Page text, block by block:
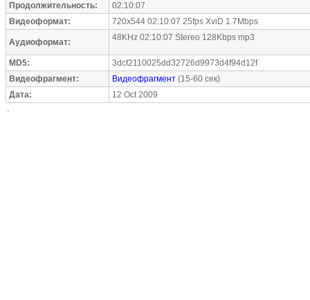
Продолжительность:
02:10:07
Видеоформат:
720x544 02:10:07 25fps XviD 1.7Mbps
Аудиоформат: 48KHz 02:10:07 Stereo 128Kbps mp3
MD5:
3dcf2110025dd32726d9973d4f94d12f
Видеофрагмент:
Видеофрагмент (15-60 сек)
Дата:
12 Oct 2009